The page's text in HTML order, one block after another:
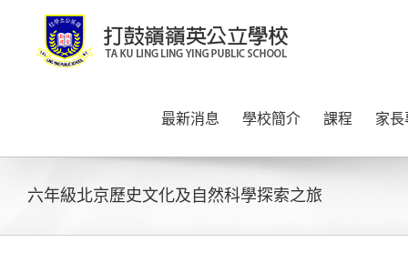
content
最新消息 學校簡介 課程 家
六年級北京歷史文化及自然科學探索之旅